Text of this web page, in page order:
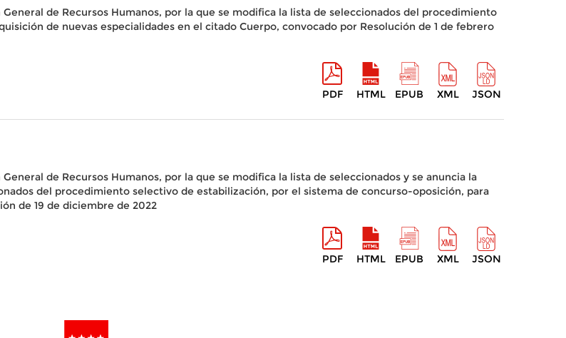
de Recursos Humanos, por la que se modifica la lista de seleccionados del procedimiento
de nuevas especialidades en el citado Cuerpo, convocado por Resolución de 1 de febrero
PDF HTML EPUB XML JSON
de Recursos Humanos, por la que se modifica la lista de seleccionados y se anuncia la
del procedimiento selectivo de estabilización, por el sistema de concurso-oposición, para
de 19 de diciembre de 2022
PDF HTML EPUB XML JSON